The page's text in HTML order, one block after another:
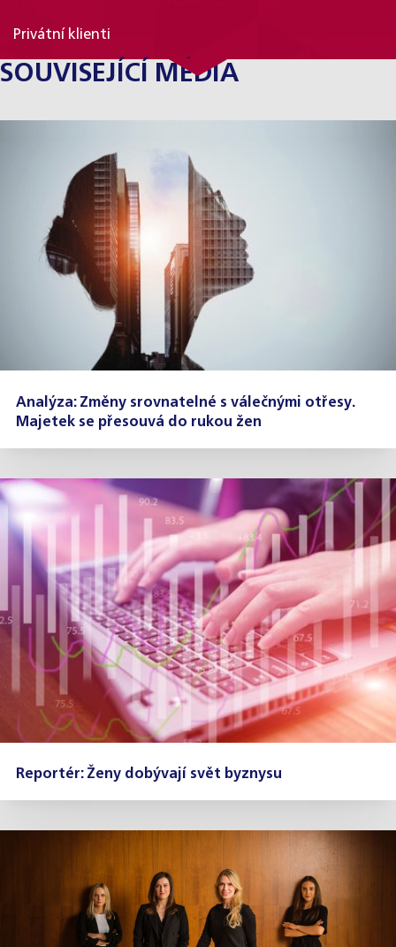
Privátní klienti
SOUVISEJÍCÍ MÉDIA
Analýza: Změny srovnatelné s válečnými otřesy.
Majetek se přesouvá do rukou žen
Reportér: Ženy dobývají svět byznysu